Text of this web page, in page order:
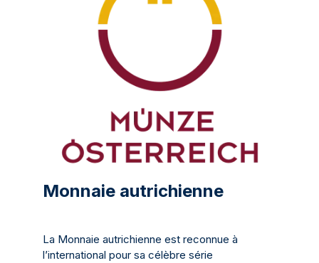
Monnaie autrichienne
La Monnaie autrichienne est reconnue à
l’international pour sa célèbre série